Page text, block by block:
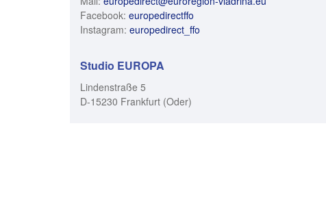
Facebook: europedirectffo
Instagram: europedirect_ffo
Studio EUROPA
Lindenstraße 5
D-15230 Frankfurt (Oder)